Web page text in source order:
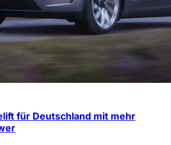
für Deutschland mit mehr